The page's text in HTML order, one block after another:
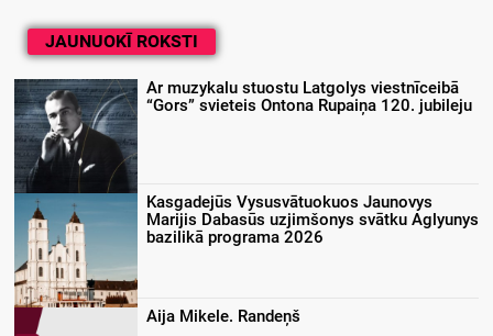
JAUNUOKĪ ROKSTI
Ar muzykalu stuostu Latgolys viestnīceibā
“Gors” svieteis Ontona Rupaiņa 120. jubileju
Kasgadejūs Vysusvātuokuos Jaunovys
Marijis Dabasūs uzjimšonys svātku Aglyunys
bazilikā programa 2026
Aija Mikele. Randeņš